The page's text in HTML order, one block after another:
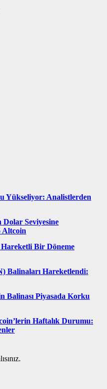
Yükseliyor: Analistlerden
Seviyesine
Altcoin
Hareketli Bir Döneme
Balinaları Hareketlendi:
Balinası Piyasada Korku
Haftalık Durumu: